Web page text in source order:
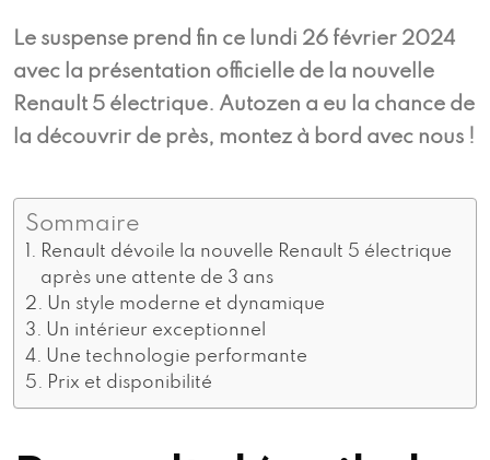
Le suspense prend fin ce lundi 26 février 2024
avec la présentation officielle de la nouvelle
Renault 5 électrique. Autozen a eu la chance de
la découvrir de près, montez à bord avec nous !
Sommaire
Renault dévoile la nouvelle Renault 5 électrique
après une attente de 3 ans
Un style moderne et dynamique
Un intérieur exceptionnel
Une technologie performante
Prix et disponibilité